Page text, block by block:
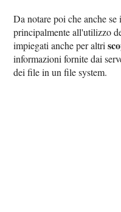
Da notare poi che anche
principalmente all'utilizzo
impiegati anche per altri
informazioni fornite dai
dei file in un file system.